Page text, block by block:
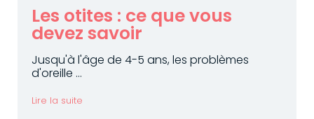
Les otites : ce que vous
devez savoir
Jusqu'à l'âge de 4-5 ans, les problèmes
d'oreille ...
Lire la suite